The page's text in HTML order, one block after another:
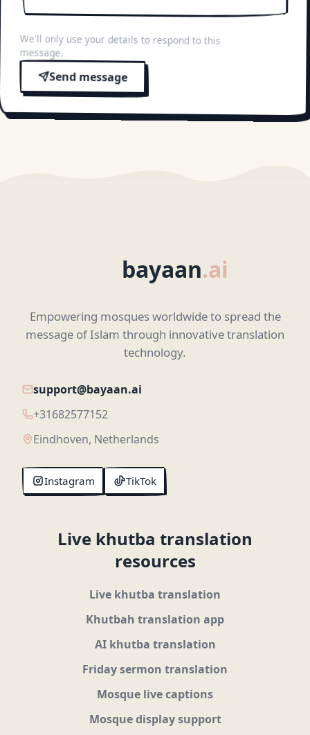
We'll only use your details to respond to this
message.
Send message
bayaan.ai
Empowering mosques worldwide to spread the
message of Islam through innovative translation
technology.
support@bayaan.ai
+31682577152
Eindhoven, Netherlands
Instagram TikTok
Live khutba translation
resources
Live khutba translation
Khutbah translation app
AI khutba translation
Friday sermon translation
Mosque live captions
Mosque display support